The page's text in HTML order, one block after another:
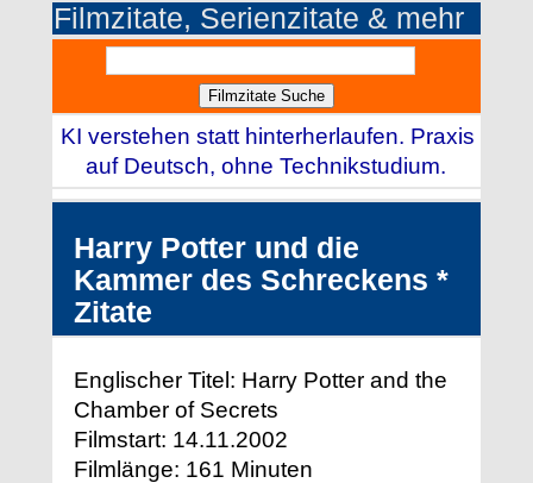
Filmzitate, Serienzitate & mehr
KI verstehen statt hinterherlaufen. Praxis
auf Deutsch, ohne Technikstudium.
Harry Potter und die
Kammer des Schreckens *
Zitate
Englischer Titel: Harry Potter and the
Chamber of Secrets
Filmstart: 14.11.2002
Filmlänge: 161 Minuten